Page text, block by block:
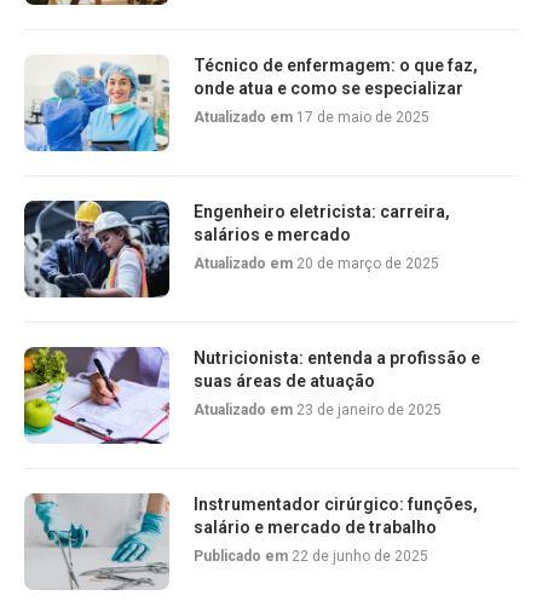
Técnico de enfermagem: o que faz,
onde atua e como se especializar
Atualizado em 17 de maio de 2025
Engenheiro eletricista: carreira,
salários e mercado
Atualizado em 20 de março de 2025
Nutricionista: entenda a profissão e
suas áreas de atuação
Atualizado em 23 de janeiro de 2025
Instrumentador cirúrgico: funções,
salário e mercado de trabalho
Publicado em 22 de junho de 2025